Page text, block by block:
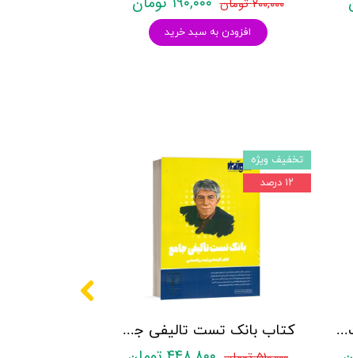
۲۰۰,۰۰۰ تومان
افزودن به سبد خرید
کتاب بانک تست تالیفی جامع روان آموز
تخفیف ویژه
۱۲ درصد
کتاب روانشناسی شخصیت نشر روان آموز زهرا ساعدی